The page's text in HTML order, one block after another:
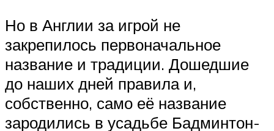
Но в Англии за игрой не
закрепилось первоначальное
название и традиции. Дошедшие
до наших дней правила и,
собственно, само её название
зародились в усадьбе Бадминтон-